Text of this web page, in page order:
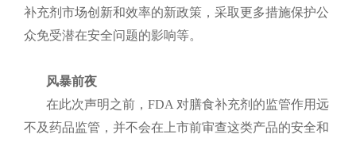
补充剂市场创新和效率的新政策，采取更多措施保护公
众免受潜在安全问题的影响等。
风暴前夜
在此次声明之前，FDA 对膳食补充剂的监管作用远
不及药品监管，并不会在上市前审查这类产品的安全和